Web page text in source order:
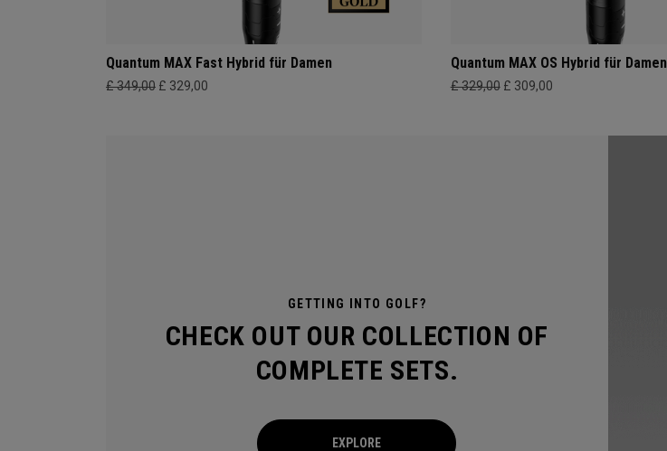
Quantum MAX Fast Hybrid für Damen
£ 349,00 £ 329,00
Quantum MAX OS Hybrid für Damen
£ 329,00 £ 309,00
GETTING INTO GOLF?
CHECK OUT OUR COLLECTION OF
COMPLETE SETS.
EXPLORE